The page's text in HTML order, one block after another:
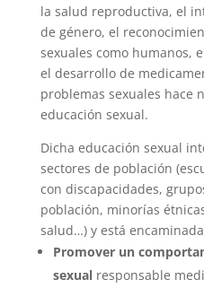
la salud reproductiva, el
de género, el
sexuales como humanos,
el desarrollo de
problemas sexuales hace
educación sexual.
Dicha educación sexual
sectores de población
con discapacidades,
población, minorías
salud…) y está
Promover un
sexualresponsable